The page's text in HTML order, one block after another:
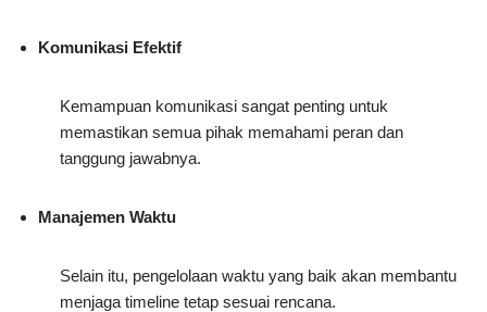
Komunikasi Efektif
Kemampuan komunikasi sangat penting untuk
memastikan semua pihak memahami peran dan
tanggung jawabnya.
Manajemen Waktu
Selain itu, pengelolaan waktu yang baik akan membantu
menjaga timeline tetap sesuai rencana.